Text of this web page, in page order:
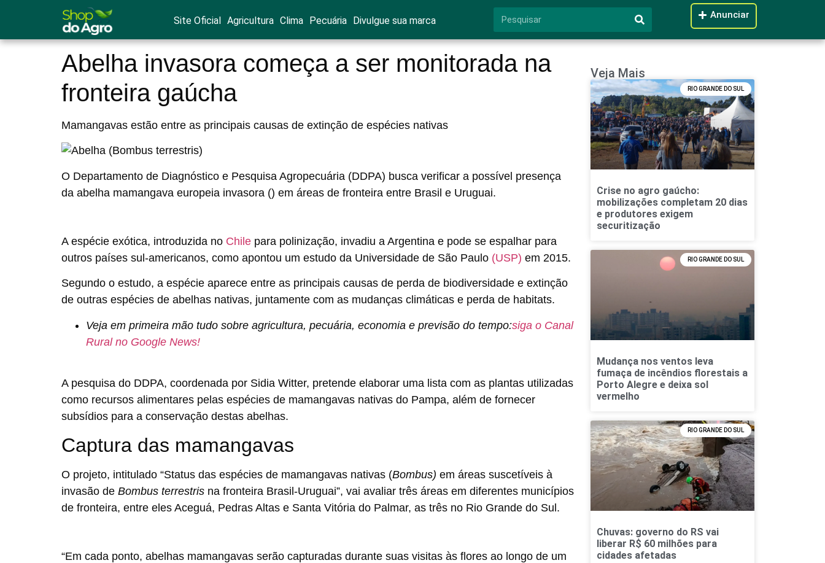
Site Oficial Agricultura Clima Pecuária Divulgue sua marca Anunciar
Abelha invasora começa a ser monitorada na
fronteira gaúcha
Mamangavas estão entre as principais causas de extinção de espécies nativas
O Departamento de Diagnóstico e Pesquisa Agropecuária (DDPA) busca verificar a possível presença
da abelha mamangava europeia invasora () em áreas de fronteira entre Brasil e Uruguai.
A espécie exótica, introduzida no Chile para polinização, invadiu a Argentina e pode se espalhar para
outros países sul-americanos, como apontou um estudo da Universidade de São Paulo (USP) em 2015.
Segundo o estudo, a espécie aparece entre as principais causas de perda de biodiversidade e extinção
de outras espécies de abelhas nativas, juntamente com as mudanças climáticas e perda de habitats.
Veja em primeira mão tudo sobre agricultura, pecuária, economia e previsão do tempo:siga o Canal
Rural no Google News!
A pesquisa do DDPA, coordenada por Sidia Witter, pretende elaborar uma lista com as plantas utilizadas
como recursos alimentares pelas espécies de mamangavas nativas do Pampa, além de fornecer
subsídios para a conservação destas abelhas.
Captura das mamangavas
O projeto, intitulado “Status das espécies de mamangavas nativas (Bombus) em áreas suscetíveis à
invasão de Bombus terrestris na fronteira Brasil-Uruguai”, vai avaliar três áreas em diferentes municípios
de fronteira, entre eles Aceguá, Pedras Altas e Santa Vitória do Palmar, as três no Rio Grande do Sul.
“Em cada ponto, abelhas mamangavas serão capturadas durante suas visitas às flores ao longo de um
Veja Mais
RIO GRANDE DO SUL
Crise no agro gaúcho:
mobilizações completam 20 dias
e produtores exigem
securitização
RIO GRANDE DO SUL
Mudança nos ventos leva
fumaça de incêndios florestais a
Porto Alegre e deixa sol
vermelho
RIO GRANDE DO SUL
Chuvas: governo do RS vai
liberar R$ 60 milhões para
cidades afetadas